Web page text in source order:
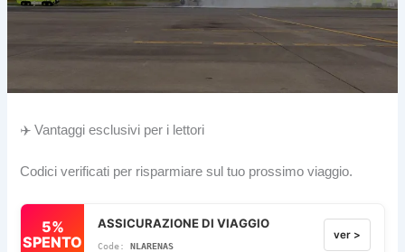
✈️ Vantaggi esclusivi per i lettori
Codici verificati per risparmiare sul tuo prossimo viaggio.
5%
SPENTO
ASSICURAZIONE DI VIAGGIO
NLARENAS
ver >